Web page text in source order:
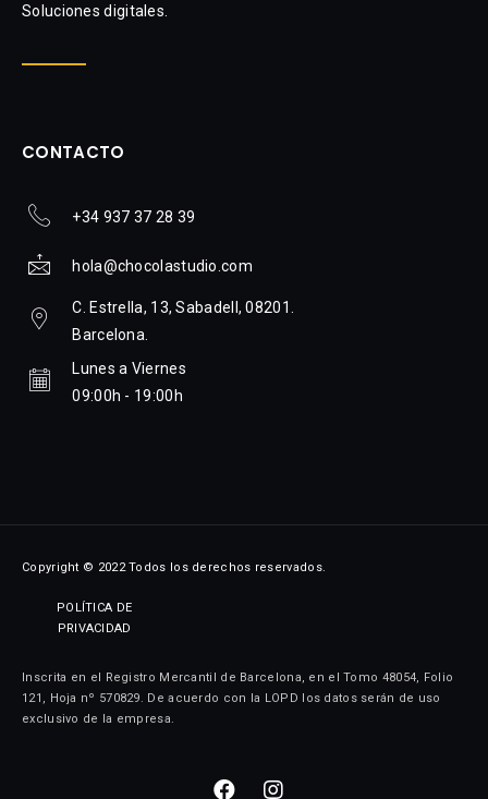
Soluciones digitales.
CONTACTO
+34 937 37 28 39
hola@chocolastudio.com
C. Estrella, 13, Sabadell, 08201.
Barcelona.
Lunes a Viernes
09:00h - 19:00h
Copyright © 2022 Todos los derechos reservados.
POLÍTICA DE
PRIVACIDAD
Inscrita en el Registro Mercantil de Barcelona, en el Tomo 48054, Folio
121, Hoja nº 570829. De acuerdo con la LOPD los datos serán de uso
exclusivo de la empresa.